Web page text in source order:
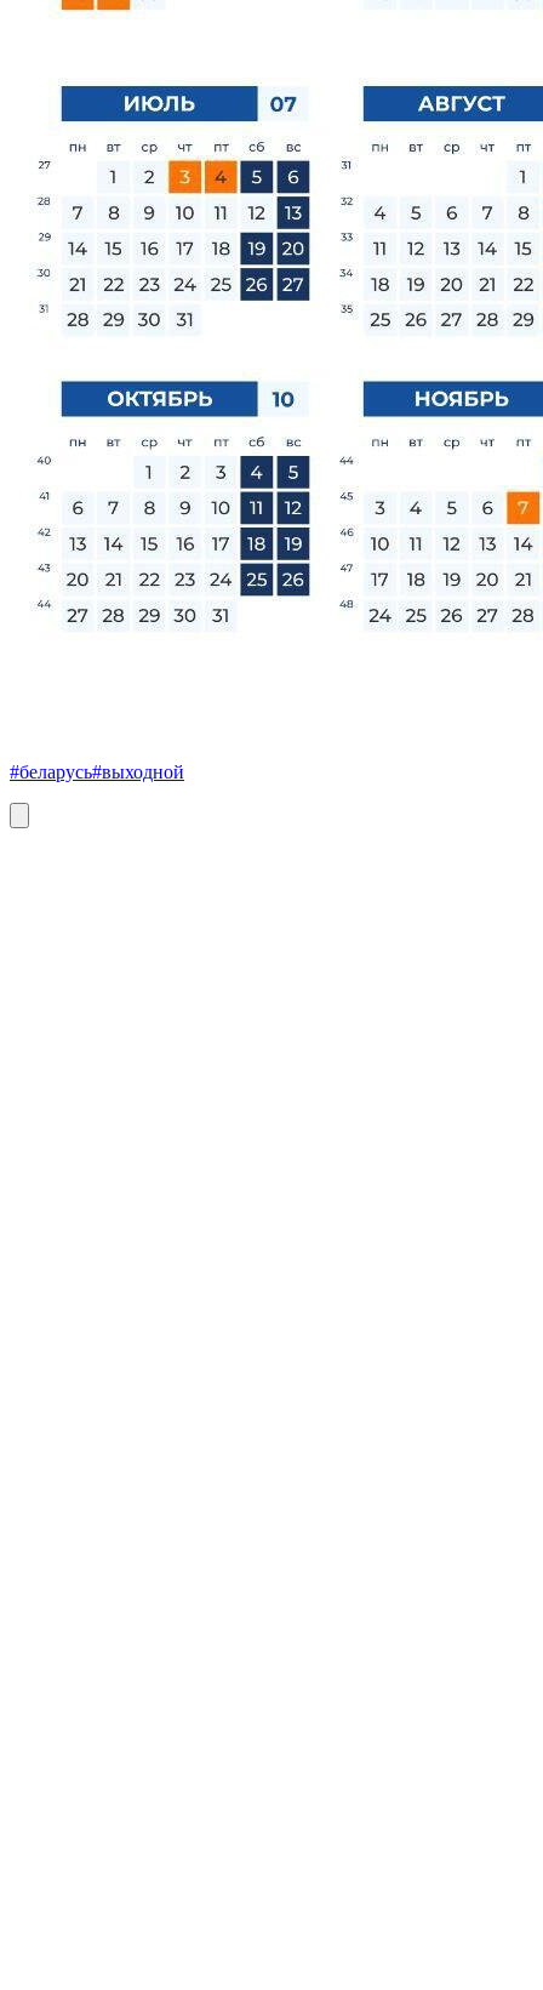
#беларусь#выходной